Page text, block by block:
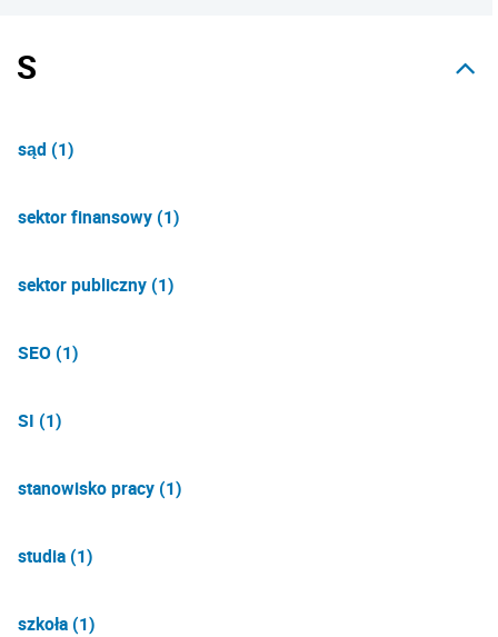
S
sąd (1)
sektor finansowy (1)
sektor publiczny (1)
SEO (1)
SI (1)
stanowisko pracy (1)
studia (1)
szkoła (1)